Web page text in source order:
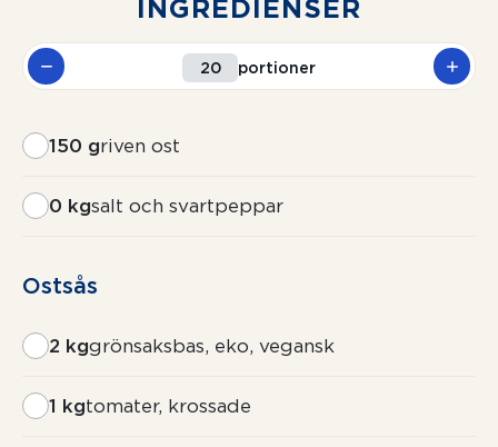
INGREDIENSER
portioner
150 griven ost
0 kgsalt och svartpeppar
Ostsås
2 kggrönsaksbas, eko, vegansk
1 kgtomater, krossade